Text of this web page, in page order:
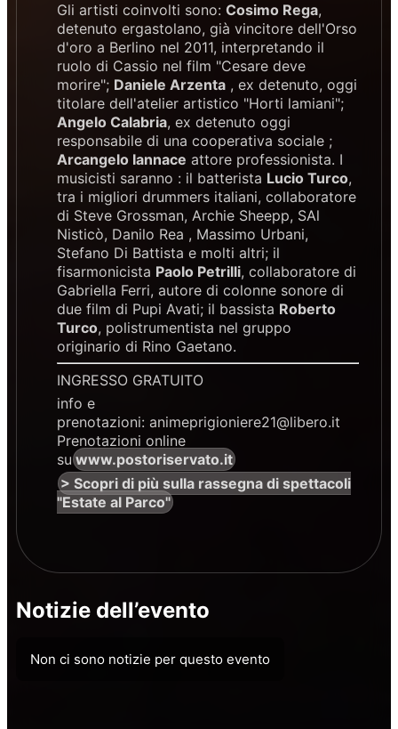
Gli artisti coinvolti sono: Cosimo Rega,
detenuto ergastolano, già vincitore dell'Orso
d'oro a Berlino nel 2011, interpretando il
ruolo di Cassio nel film "Cesare deve
morire"; Daniele Arzenta , ex detenuto, oggi
titolare dell'atelier artistico "Horti lamiani";
Angelo Calabria, ex detenuto oggi
responsabile di una cooperativa sociale ;
Arcangelo Iannace attore professionista. I
musicisti saranno : il batterista Lucio Turco,
tra i migliori drummers italiani, collaboratore
di Steve Grossman, Archie Sheepp, SAl
Nisticò, Danilo Rea , Massimo Urbani,
Stefano Di Battista e molti altri; il
fisarmonicista Paolo Petrilli, collaboratore di
Gabriella Ferri, autore di colonne sonore di
due film di Pupi Avati; il bassista Roberto
Turco, polistrumentista nel gruppo
originario di Rino Gaetano.
INGRESSO GRATUITO
info e
prenotazioni: animeprigioniere21@libero.it
Prenotazioni online
su www.postoriservato.it
> Scopri di più sulla rassegna di spettacoli
"Estate al Parco"
Notizie dell’evento
Non ci sono notizie per questo evento